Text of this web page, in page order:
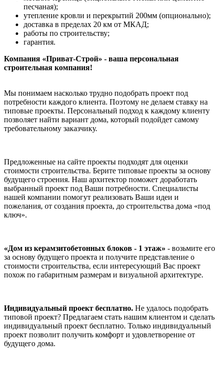
песчаная);
утепление кровли и перекрытий 200мм (опционально);
доставка в пределах 20 км от МКАД;
работы по строительству;
гарантия.
Компания «Приват-Строй» - ваша персональная
строительная компания!
Мы понимаем насколько трудно подобрать проект под
потребности каждого клиента. Поэтому не делаем ставку на
типовые проекты. Персональный подход к каждому клиенту
позволяет найти вариант дома, который подойдет самому
требовательному заказчику.
Предложенные на сайте проекты подходят для оценки
стоимости строительства. Берите типовые проекты за основу
будущего строения. Наш архитектор поможет доработать
выбранный проект под Ваши потребности. Специалисты
нашей компании помогут реализовать Ваши идеи и
пожелания, от создания проекта, до строительства дома «под
ключ».
«Дом из керамзитобетонных блоков - 1 этаж» - возьмите его
за основу будущего проекта и получите представление о
стоимости строительства, если интересующий Вас проект
похож по габаритным размерам и визуальной архитектуре.
Индивидуальный проект бесплатно. Не удалось подобрать
типовой проект? Предлагаем стать нашим клиентом и сделать
индивидуальный проект бесплатно. Только индивидуальный
проект позволит получить комфорт и удовлетворение от
будущего дома.